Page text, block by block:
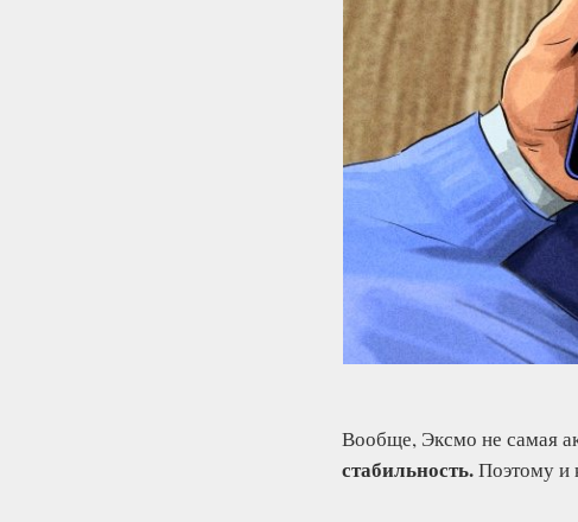
Вообще, Эксмо не самая
стабильность.Поэтому и